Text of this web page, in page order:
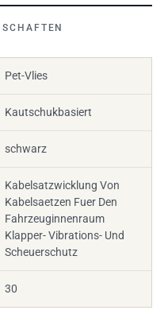
Pet-Vlies
Kautschukbasiert
schwarz
Kabelsatzwicklung Von
Kabelsaetzen Fuer Den
Fahrzeuginnenraum
Klapper- Vibrations- Und
Scheuerschutz
30